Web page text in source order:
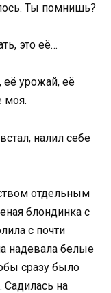
Ты помнишь?
это её…
её урожай, её
моя.
налил себе
отдельным
блондинка с
с почти
надевала белые
сразу было
Садилась на